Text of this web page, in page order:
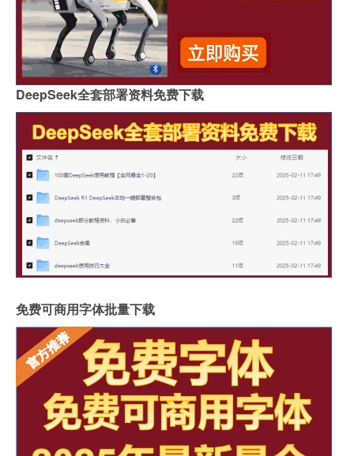
DeepSeek全套部署资料免费下载
免费可商用字体批量下载